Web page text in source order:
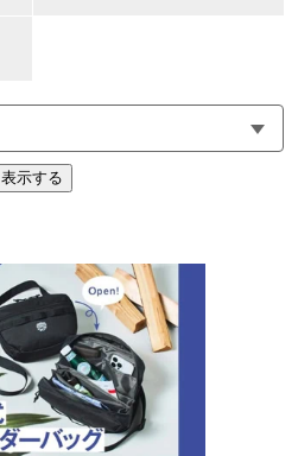
表示する